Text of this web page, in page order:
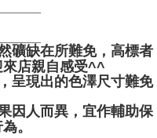
礦缺在所難免，高標者
來店親自感受^^
呈現出的色澤尺寸難免
因人而異，宜作輔助保
。